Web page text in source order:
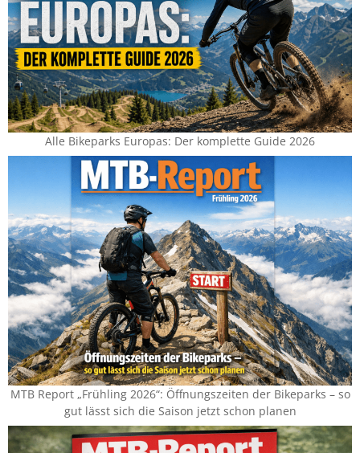
Alle Bikeparks Europas: Der komplette Guide 2026
MTB Report „Frühling 2026“: Öffnungszeiten der Bikeparks – so
gut lässt sich die Saison jetzt schon planen